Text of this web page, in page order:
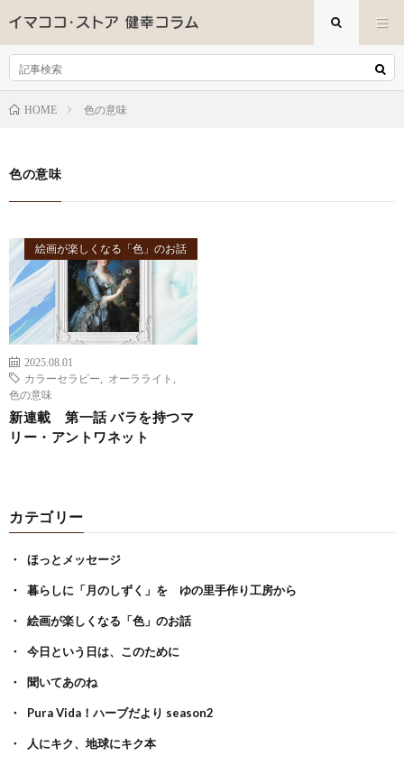
HOME 色の意味
色の意味
絵画が楽しくなる「色」のお話
2025.08.01
カラーセラピー
オーラライト
色の意味
新連載 第一話 バラを持つマ
リー・アントワネット
カテゴリー
ほっとメッセージ
暮らしに「月のしずく」を ゆの里手作り工房から
絵画が楽しくなる「色」のお話
今日という日は、このために
聞いてあのね
Pura Vida！ハーブだより season2
人にキク、地球にキク本